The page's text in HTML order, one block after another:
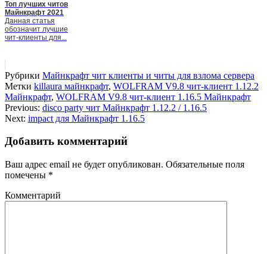
Топ лучших читов
Майнкрафт 2021
Данная статья
обозначит лучшие
чит-клиенты для...
Рубрики Майнкрафт чит клиенты и читы для взлома сервера
Метки killaura майнкрафт, WOLFRAM V9.8 чит-клиент 1.12.2
Майнкрафт, WOLFRAM V9.8 чит-клиент 1.16.5 Майнкрафт
Previous: disco party чит Майнкрафт 1.12.2 / 1.16.5
Next: impact для Майнкрафт 1.16.5
Добавить комментарий
Ваш адрес email не будет опубликован. Обязательные поля
помечены *
Комментарий